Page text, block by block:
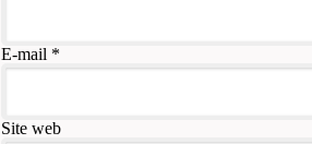
E-mail *
Site web